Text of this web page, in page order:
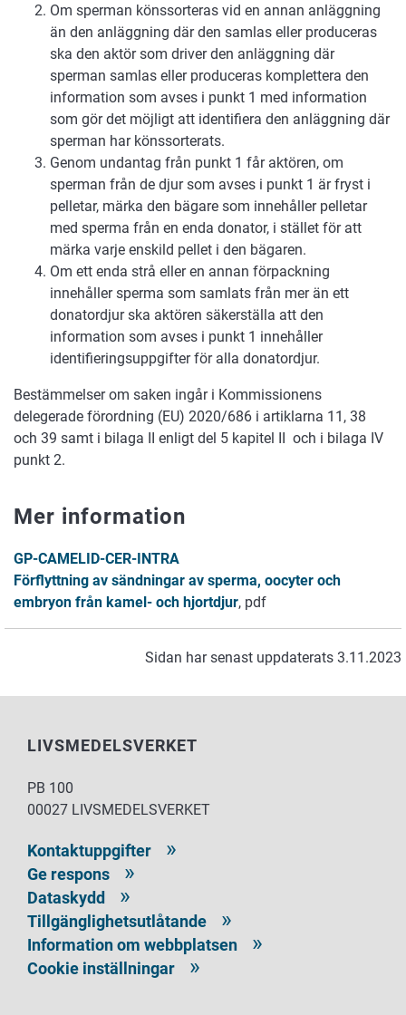
Om sperman könssorteras vid en annan anläggning
än den anläggning där den samlas eller produceras
ska den aktör som driver den anläggning där
sperman samlas eller produceras komplettera den
information som avses i punkt 1 med information
som gör det möjligt att identifiera den anläggning där
sperman har könssorterats.
Genom undantag från punkt 1 får aktören, om
sperman från de djur som avses i punkt 1 är fryst i
pelletar, märka den bägare som innehåller pelletar
med sperma från en enda donator, i stället för att
märka varje enskild pellet i den bägaren.
Om ett enda strå eller en annan förpackning
innehåller sperma som samlats från mer än ett
donatordjur ska aktören säkerställa att den
information som avses i punkt 1 innehåller
identifieringsuppgifter för alla donatordjur.
Bestämmelser om saken ingår i Kommissionens
delegerade förordning (EU) 2020/686 i artiklarna 11, 38
och 39 samt i bilaga II enligt del 5 kapitel II och i bilaga IV
punkt 2.
Mer information
GP-CAMELID-CER-INTRA
Förflyttning av sändningar av sperma, oocyter och
embryon från kamel- och hjortdjur, pdf
Sidan har senast uppdaterats 3.11.2023
LIVSMEDELSVERKET
PB 100
00027 LIVSMEDELSVERKET
Kontaktuppgifter
Ge respons
Dataskydd
Tillgänglighetsutlåtande
Information om webbplatsen
Cookie inställningar